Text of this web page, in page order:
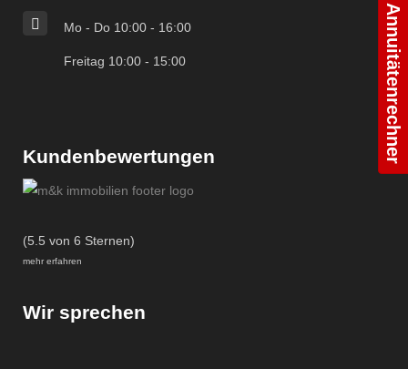
Mo - Do 10:00 - 16:00
Freitag 10:00 - 15:00
Kundenbewertungen
(5.5 von 6 Sternen)
mehr erfahren
Wir sprechen
Annuitätenrechner